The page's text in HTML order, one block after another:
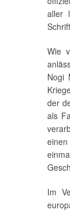
aller
Wie
Nogi
der
als
Im